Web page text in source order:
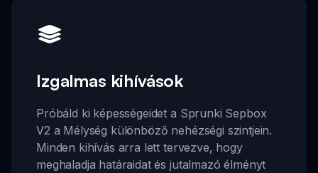
Izgalmas kihívások
Próbáld ki képességeidet a Sprunki Sepbox
V2 a Mélység különböző nehézségi szintjein.
Minden kihívás arra lett tervezve, hogy
meghaladja határaidat és jutalmazó élményt